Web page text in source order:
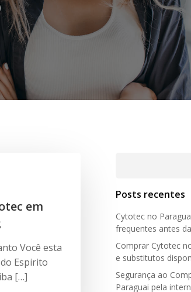
em
Você esta
Espirito
[…]
Posts recentes
Cytotec no
frequentes antes
Comprar Cytotec
e substitutos
Segurança ao
Paraguai pela